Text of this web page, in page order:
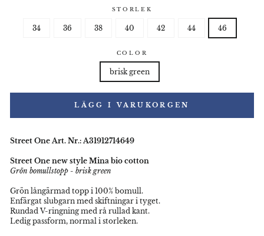
STORLEK
34 36 38 40 42 44 46
COLOR
brisk green
LÄGG I VARUKORGEN
Street One Art. Nr.: A31912714649
Street One new style Mina bio cotton
Grön bomullstopp - brisk green
Grön långärmad topp i 100% bomull.
Enfärgat slubgarn med skiftningar i tyget.
Rundad V-ringning med rå rullad kant.
Ledig passform, normal i storleken.